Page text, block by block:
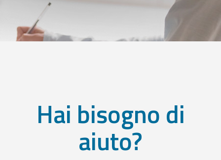
Hai bisogno di
aiuto?